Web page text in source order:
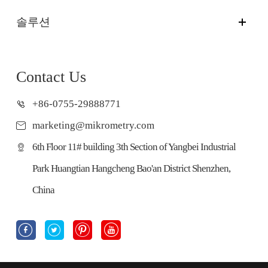
솔루션
Contact Us
+86-0755-29888771
marketing@mikrometry.com
6th Floor 11# building 3th Section of Yangbei Industrial
Park Huangtian Hangcheng Bao'an District Shenzhen,
China
   